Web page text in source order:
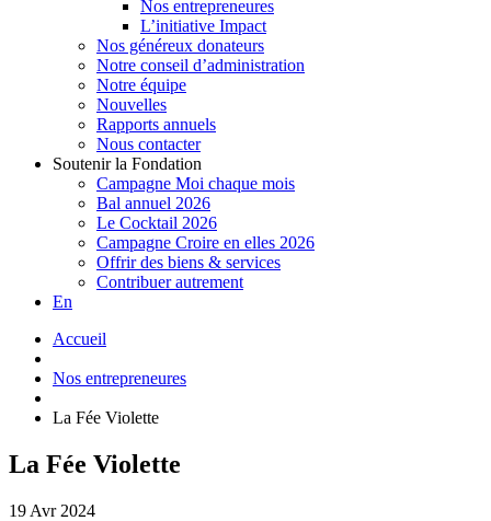
Nos entrepreneures
L’initiative Impact
Nos généreux donateurs
Notre conseil d’administration
Notre équipe
Nouvelles
Rapports annuels
Nous contacter
Soutenir la Fondation
Campagne Moi chaque mois
Bal annuel 2026
Le Cocktail 2026
Campagne Croire en elles 2026
Offrir des biens & services
Contribuer autrement
En
Accueil
Nos entrepreneures
La Fée Violette
La Fée Violette
19 Avr 2024